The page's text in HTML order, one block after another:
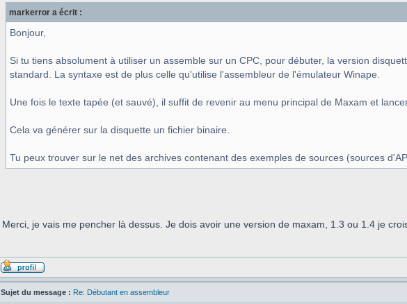
markerror a écrit :
Bonjour,
Si tu tiens absolument à utiliser un assemble sur un CPC, pour débuter, la version
standard. La syntaxe est de plus celle qu'utilise l'assembleur de l'émulateur Winape.
Une fois le texte tapée (et sauvé), il suffit de revenir au menu principal de Maxam et
Cela va générer sur la disquette un fichier binaire.
Tu peux trouver sur le net des archives contenant des exemples de sources (sources
Merci, je vais me pencher là dessus. Je dois avoir une version de maxam, 1.3 ou 1.4 je
Sujet du message : Re: Débutant en assembleur